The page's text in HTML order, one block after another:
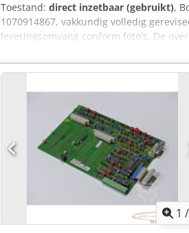
Toestand: direct inzetbaar (gebruikt),
1070914867, vakkundig volledig
leveringsomvang conform foto's, De
artikel. Vraag apart naar de prijs!,LET
kosten voor verpakking en transport
1 /